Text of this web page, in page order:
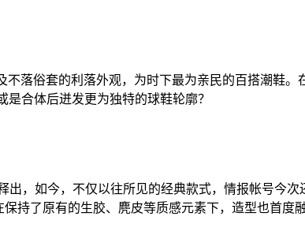
不落俗套的利落外观，为时下最为亲民的百搭潮鞋
合体后迸发更为独特的球鞋轮廓？
，如今，不仅以往所见的经典款式，情报帐号今
了原有的生胶、麂皮等质感元素下，造型也首度融